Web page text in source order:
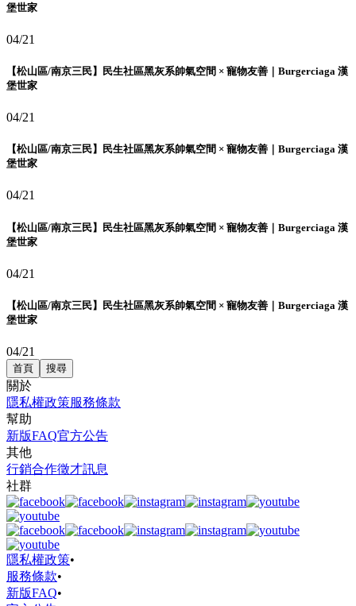
堡世家
04/21
【松山區/南京三民】民生社區黑灰系帥氣空間 × 寵物友善｜Burgerciaga 漢
堡世家
04/21
【松山區/南京三民】民生社區黑灰系帥氣空間 × 寵物友善｜Burgerciaga 漢
堡世家
04/21
【松山區/南京三民】民生社區黑灰系帥氣空間 × 寵物友善｜Burgerciaga 漢
堡世家
04/21
【松山區/南京三民】民生社區黑灰系帥氣空間 × 寵物友善｜Burgerciaga 漢
堡世家
04/21
首頁 搜尋
關於
隱私權政策服務條款
幫助
新版FAQ官方公告
其他
行銷合作徵才訊息
社群
隱私權政策•
服務條款•
新版FAQ•